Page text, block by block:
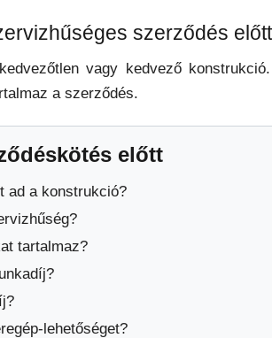
szerződés
vagy kedvező
a szerződés.
előtt
ad a konstrukció?
tartalmaz?
lehetőséget?